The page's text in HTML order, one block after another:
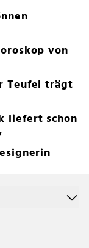
von
Teufel trägt
liefert schon